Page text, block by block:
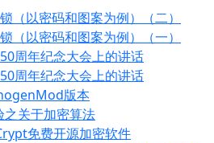
（以密码和图案为例）（二）
（以密码和图案为例）（一）
周年纪念大会上的讲话
周年纪念大会上的讲话
版本
关于加密算法
免费开源加密软件